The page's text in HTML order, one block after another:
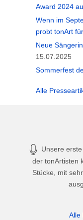
Award 2024
Wenn im
probt tonArt
Neue
15.07.2025
Sommerfest
Alle
Unsere
der tonArtisten
Stücke, mit
Alle